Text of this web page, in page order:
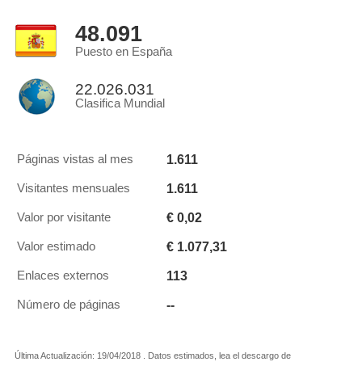
48.091
Puesto en España
22.026.031
Clasifica Mundial
Páginas vistas al mes 1.611
Visitantes mensuales 1.611
Valor por visitante € 0,02
Valor estimado € 1.077,31
Enlaces externos 113
Número de páginas --
Última Actualización: 19/04/2018 . Datos estimados, lea el descargo de